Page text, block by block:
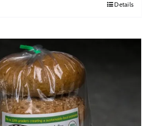
Details